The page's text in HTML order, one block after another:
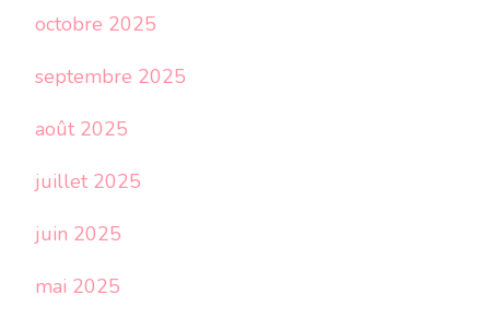
octobre 2025
septembre 2025
août 2025
juillet 2025
juin 2025
mai 2025